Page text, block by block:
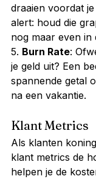
draaien voordat
alert: houd die
nog maar even in
5. Burn Rate:
je geld uit? Een
spannende getal
na een vakantie.
Klant Metrics
Als klanten
klant metrics de
helpen je de